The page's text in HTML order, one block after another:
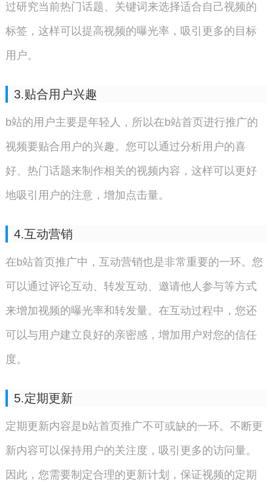
过研究当前热门话题、关键词来选择适合自己视频的
标签，这样可以提高视频的曝光率，吸引更多的目标
用户。
3.贴合用户兴趣
b站的用户主要是年轻人，所以在b站首页进行推广的
视频要贴合用户的兴趣。您可以通过分析用户的喜
好、热门话题来制作相关的视频内容，这样可以更好
地吸引用户的注意，增加点击量。
4.互动营销
在b站首页推广中，互动营销也是非常重要的一环。您
可以通过评论互动、转发互动、邀请他人参与等方式
来增加视频的曝光率和转发量。在互动过程中，您还
可以与用户建立良好的亲密感，增加用户对您的信任
度。
5.定期更新
定期更新内容是b站首页推广不可或缺的一环。不断更
新内容可以保持用户的关注度，吸引更多的访问量。
因此，您需要制定合理的更新计划，保证视频的定期